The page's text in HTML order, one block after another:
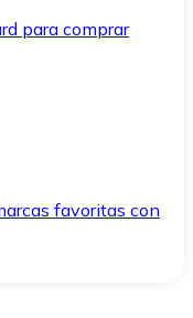
para comprar
favoritas con